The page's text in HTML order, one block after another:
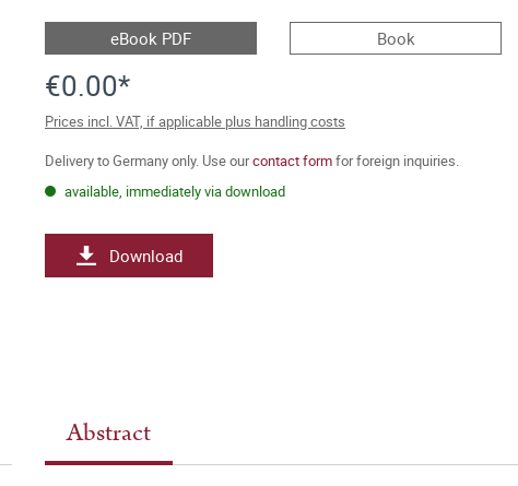
eBook PDF Book
€0.00*
Prices incl. VAT, if applicable plus handling costs
Delivery to Germany only. Use ourcontact formfor foreign inquiries.
available, immediately via download
Download
Abstract